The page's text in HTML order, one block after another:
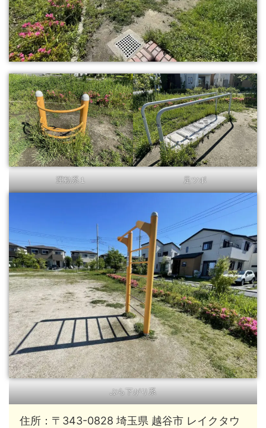
運動系１ 足ツボ
ぶら下がり系
住所：〒343-0828 埼玉県 越谷市 レイクタウ